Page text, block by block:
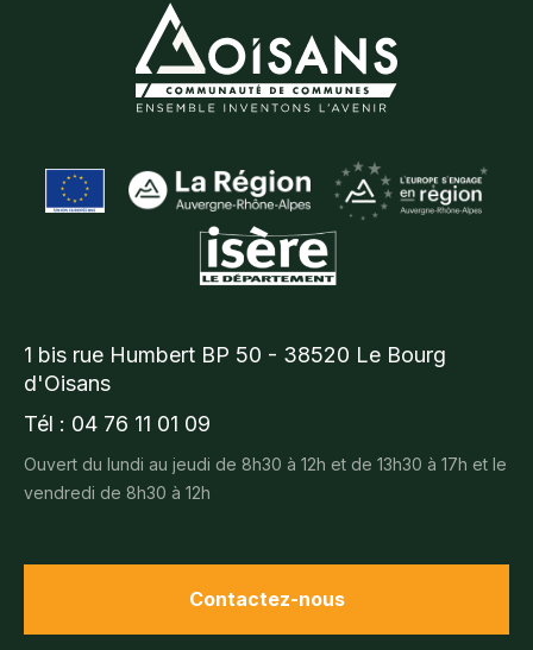
1 bis rue Humbert BP 50 - 38520 Le Bourg
d'Oisans
Tél : 04 76 11 01 09
Ouvert du lundi au jeudi de 8h30 à 12h et de 13h30 à 17h et le
vendredi de 8h30 à 12h
Contactez-nous